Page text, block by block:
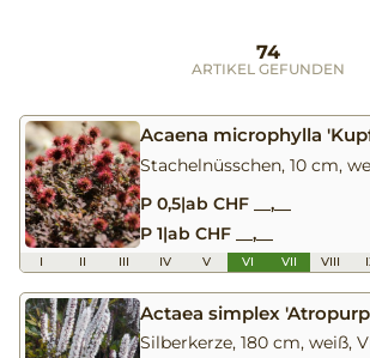
74
ARTIKEL GEFUNDEN
Acaena microphylla
Stachelnüsschen, 10 cm,
P 0,5|ab CHF __,__
P 1|ab CHF __,__
I II III IV V VI VII VIII
Actaea simplex
Silberkerze, 180 cm, weiß,